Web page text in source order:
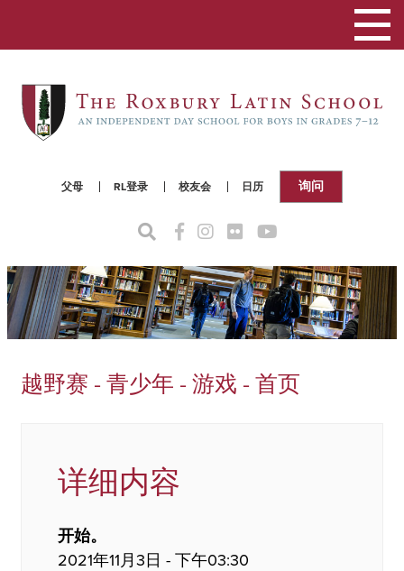
父母 RL登录 校友会 日历 询问
切
换
导
越野赛 - 青少年 - 游戏 - 首页
详细内容
开始。
2021年11月3日 - 下午03:30